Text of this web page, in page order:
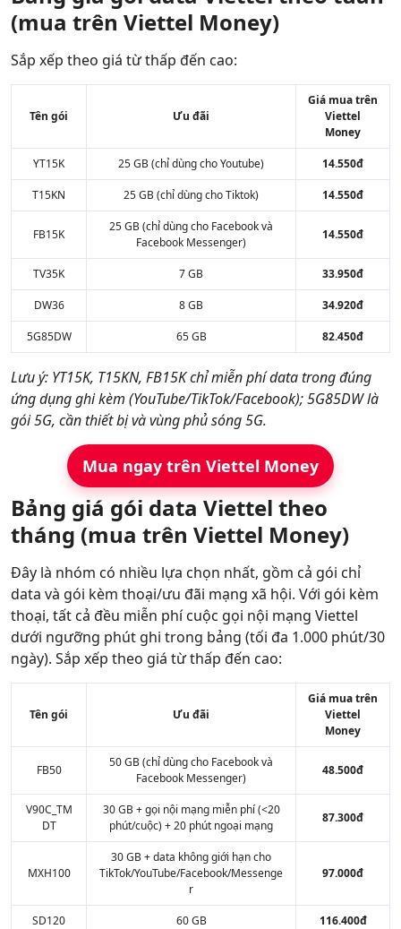
(mua trên Viettel Money)
Sắp xếp theo giá từ thấp đến cao:
Tên gói Ưu đãi
Giá mua trên
Viettel
Money
YT15K 25 GB (chỉ dùng cho Youtube) 14.550đ
T15KN 25 GB (chỉ dùng cho Tiktok) 14.550đ
FB15K
25 GB (chỉ dùng cho Facebook và
Facebook Messenger)
14.550đ
TV35K 7 GB 33.950đ
DW36 8 GB 34.920đ
5G85DW 65 GB 82.450đ
Lưu ý: YT15K, T15KN, FB15K chỉ miễn phí data trong đúng
ứng dụng ghi kèm (YouTube/TikTok/Facebook); 5G85DW là
gói 5G, cần thiết bị và vùng phủ sóng 5G.
Mua ngay trên Viettel Money
Bảng giá gói data Viettel theo
tháng (mua trên Viettel Money)
Đây là nhóm có nhiều lựa chọn nhất, gồm cả gói chỉ
data và gói kèm thoại/ưu đãi mạng xã hội. Với gói kèm
thoại, tất cả đều miễn phí cuộc gọi nội mạng Viettel
dưới ngưỡng phút ghi trong bảng (tối đa 1.000 phút/30
ngày). Sắp xếp theo giá từ thấp đến cao:
Tên gói Ưu đãi
Giá mua trên
Viettel
Money
FB50
50 GB (chỉ dùng cho Facebook và
Facebook Messenger)
48.500đ
V90C_TM
DT
30 GB + gọi nội mạng miễn phí (<20
phút/cuộc) + 20 phút ngoại mạng
87.300đ
MXH100
30 GB + data không giới hạn cho
TikTok/YouTube/Facebook/Messenge
r
97.000đ
SD120 60 GB 116.400đ